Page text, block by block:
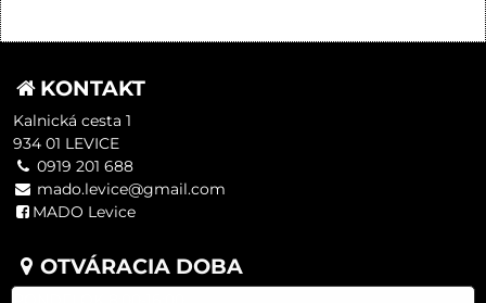
KONTAKT
Kalnická cesta 1
934 01 LEVICE
0919 201 688
mado.levice@gmail.com
MADO Levice
OTVÁRACIA DOBA